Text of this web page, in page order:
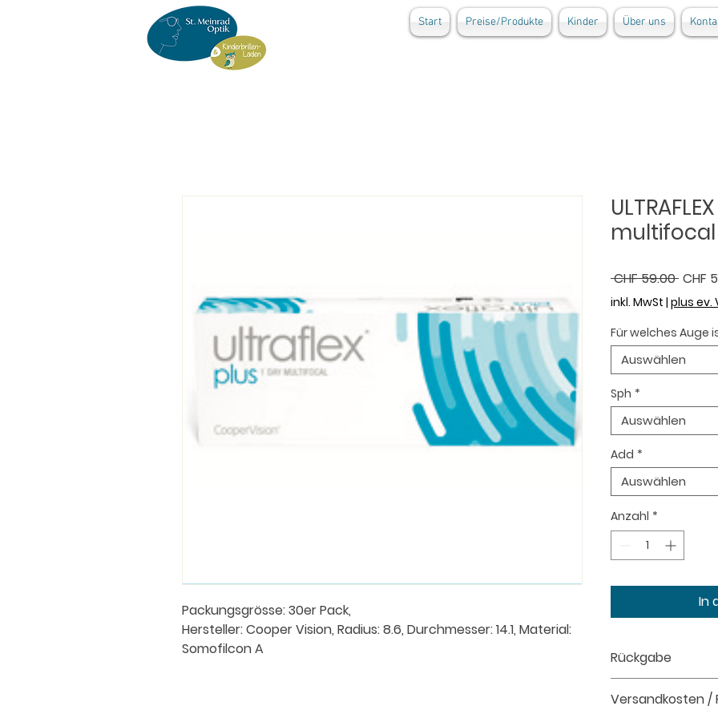
Start Preise/Produkte Kinder Über uns
Packungsgrösse: 30er Pack,
Hersteller: Cooper Vision, Radius: 8.6, Durchmesser: 14.1, Material:
Somofilcon A
multifocal
CHF 59.00 CHF
inkl. MwSt | plus ev.
Für welches Auge
Auswählen
Sph *
Auswählen
Add *
Auswählen
Anzahl *
In
Rückgabe
die Bestimmungen
Versandkosten /